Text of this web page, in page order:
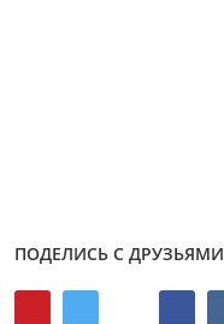
ПОДЕЛИСЬ С ДРУЗЬЯМИ